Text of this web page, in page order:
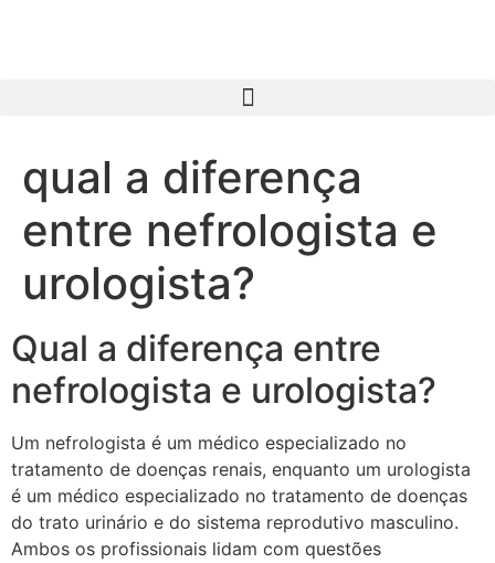
qual a diferença
entre nefrologista e
urologista?
Qual a diferença entre
nefrologista e urologista?
Um nefrologista é um médico especializado no
tratamento de doenças renais, enquanto um urologista
é um médico especializado no tratamento de doenças
do trato urinário e do sistema reprodutivo masculino.
Ambos os profissionais lidam com questões